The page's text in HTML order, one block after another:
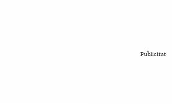
Publicitat